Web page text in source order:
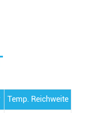
Temp. Reichweite